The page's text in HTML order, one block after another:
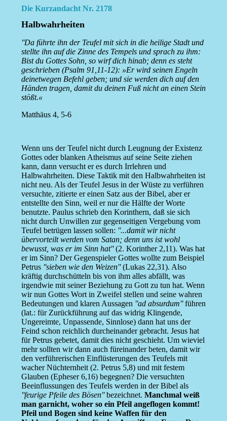
Die Kurzandacht Nr. 2178
Halbwahrheiten
''Da führte ihn der Teufel mit sich in die heilige Stadt und
stellte ihn auf die Zinne des Tempels und sprach zu ihm:
Bist du Gottes Sohn, so wirf dich hinab; denn es steht
geschrieben (Psalm 91,11-12): »Er wird seinen Engeln
deinetwegen Befehl geben; und sie werden dich auf den
Händen tragen, damit du deinen Fuß nicht an einen Stein
stößt.«
Matthäus 4, 5-6
Wenn uns der Teufel nicht durch Leugnung der Existenz
Gottes oder blanken Atheismus auf seine Seite ziehen
kann, dann versucht er es durch Irrlehren und
Halbwahrheiten. Diese Taktik mit den Halbwahrheiten ist
nicht neu. Als der Teufel Jesus in der Wüste zu verführen
versuchte, zitierte er einen Satz aus der Bibel, aber er
entstellte den Sinn, weil er nur die Hälfte der Worte
benutzte. Paulus schrieb den Korinthern, daß sie sich
nicht durch Unwillen zur gegenseitigen Vergebung vom
Teufel betrügen lassen sollen: ''...damit wir nicht
übervorteilt werden vom Satan; denn uns ist wohl
bewusst, was er im Sinn hat''(2. Korinther 2,11). Was hat
er im Sinn? Der Gegenspieler Gottes wollte zum Beispiel
Petrus ''sieben wie den Weizen''(Lukas 22,31). Also
kräftig durchschütteln bis von ihm alles abfällt, was
irgendwie mit seiner Beziehung zu Gott zu tun hat. Wenn
wir nun Gottes Wort in Zweifel stellen und seine wahren
Bedeutungen und klaren Aussagen ''ad absurdum''führen
(lat.: für Zurückführung auf das widrig Klingende,
Ungereimte, Unpassende, Sinnlose) dann hat uns der
Feind schon reichlich durcheinander gebracht. Jesus hat
für Petrus gebetet, damit dies nicht geschieht. Um wieviel
mehr sollten wir dann auch füreinander beten, damit wir
den verführerischen Einflüsterungen des Teufels mit
wacher Nüchternheit (2. Petrus 5,8) und mit festem
Glauben (Epheser 6,16) begegnen? Die versuchten
Beeinflussungen des Teufels werden in der Bibel als
''feurige Pfeile des Bösen''bezeichnet. Manchmal weiß
man garnicht, woher so ein Pfeil angeflogen kommt!
Pfeil und Bogen sind keine Waffen für den